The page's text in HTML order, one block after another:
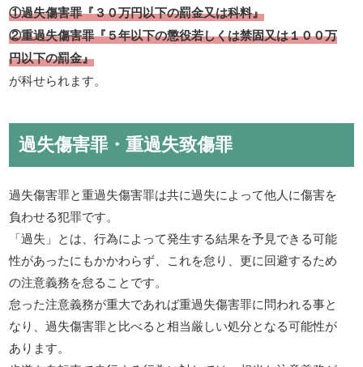
①過失傷害罪『３０万円以下の罰金又は科料』
②重過失傷害罪『５年以下の懲役若しくは禁固又は１００万
円以下の罰金』
が科せられます。
過失傷害罪・重過失致傷罪
過失傷害罪と重過失傷害罪は共に過失によって他人に傷害を
負わせる犯罪です。
「過失」とは、行為によって発生する結果を予見できる可能
性があったにもかかわらず、これを怠り、更に回避するため
の注意義務を怠ることです。
怠った注意義務が重大であれば重過失傷害罪に問われる事と
なり、過失傷害罪と比べると相当厳しい処分となる可能性が
あります。